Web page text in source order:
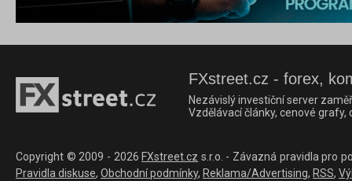
FXstreet.cz - forex,
Nezávislý investiční server
Vzdělávací články, cenové
Copyright © 2009 - 2026 FXstreet.cz s.r.o. - Závazná pravidla pro
Pravidla diskuse, Obchodní podmínky, Reklama/Advertising, RSS,